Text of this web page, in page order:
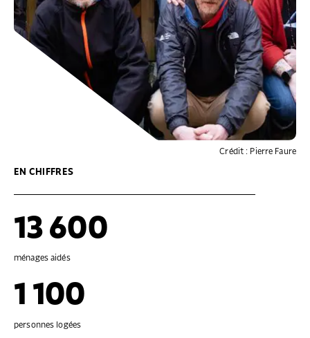
Crédit : Pierre Faure
EN CHIFFRES
13 600
ménages aidés
1 100
personnes logées